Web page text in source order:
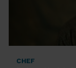
CHEF